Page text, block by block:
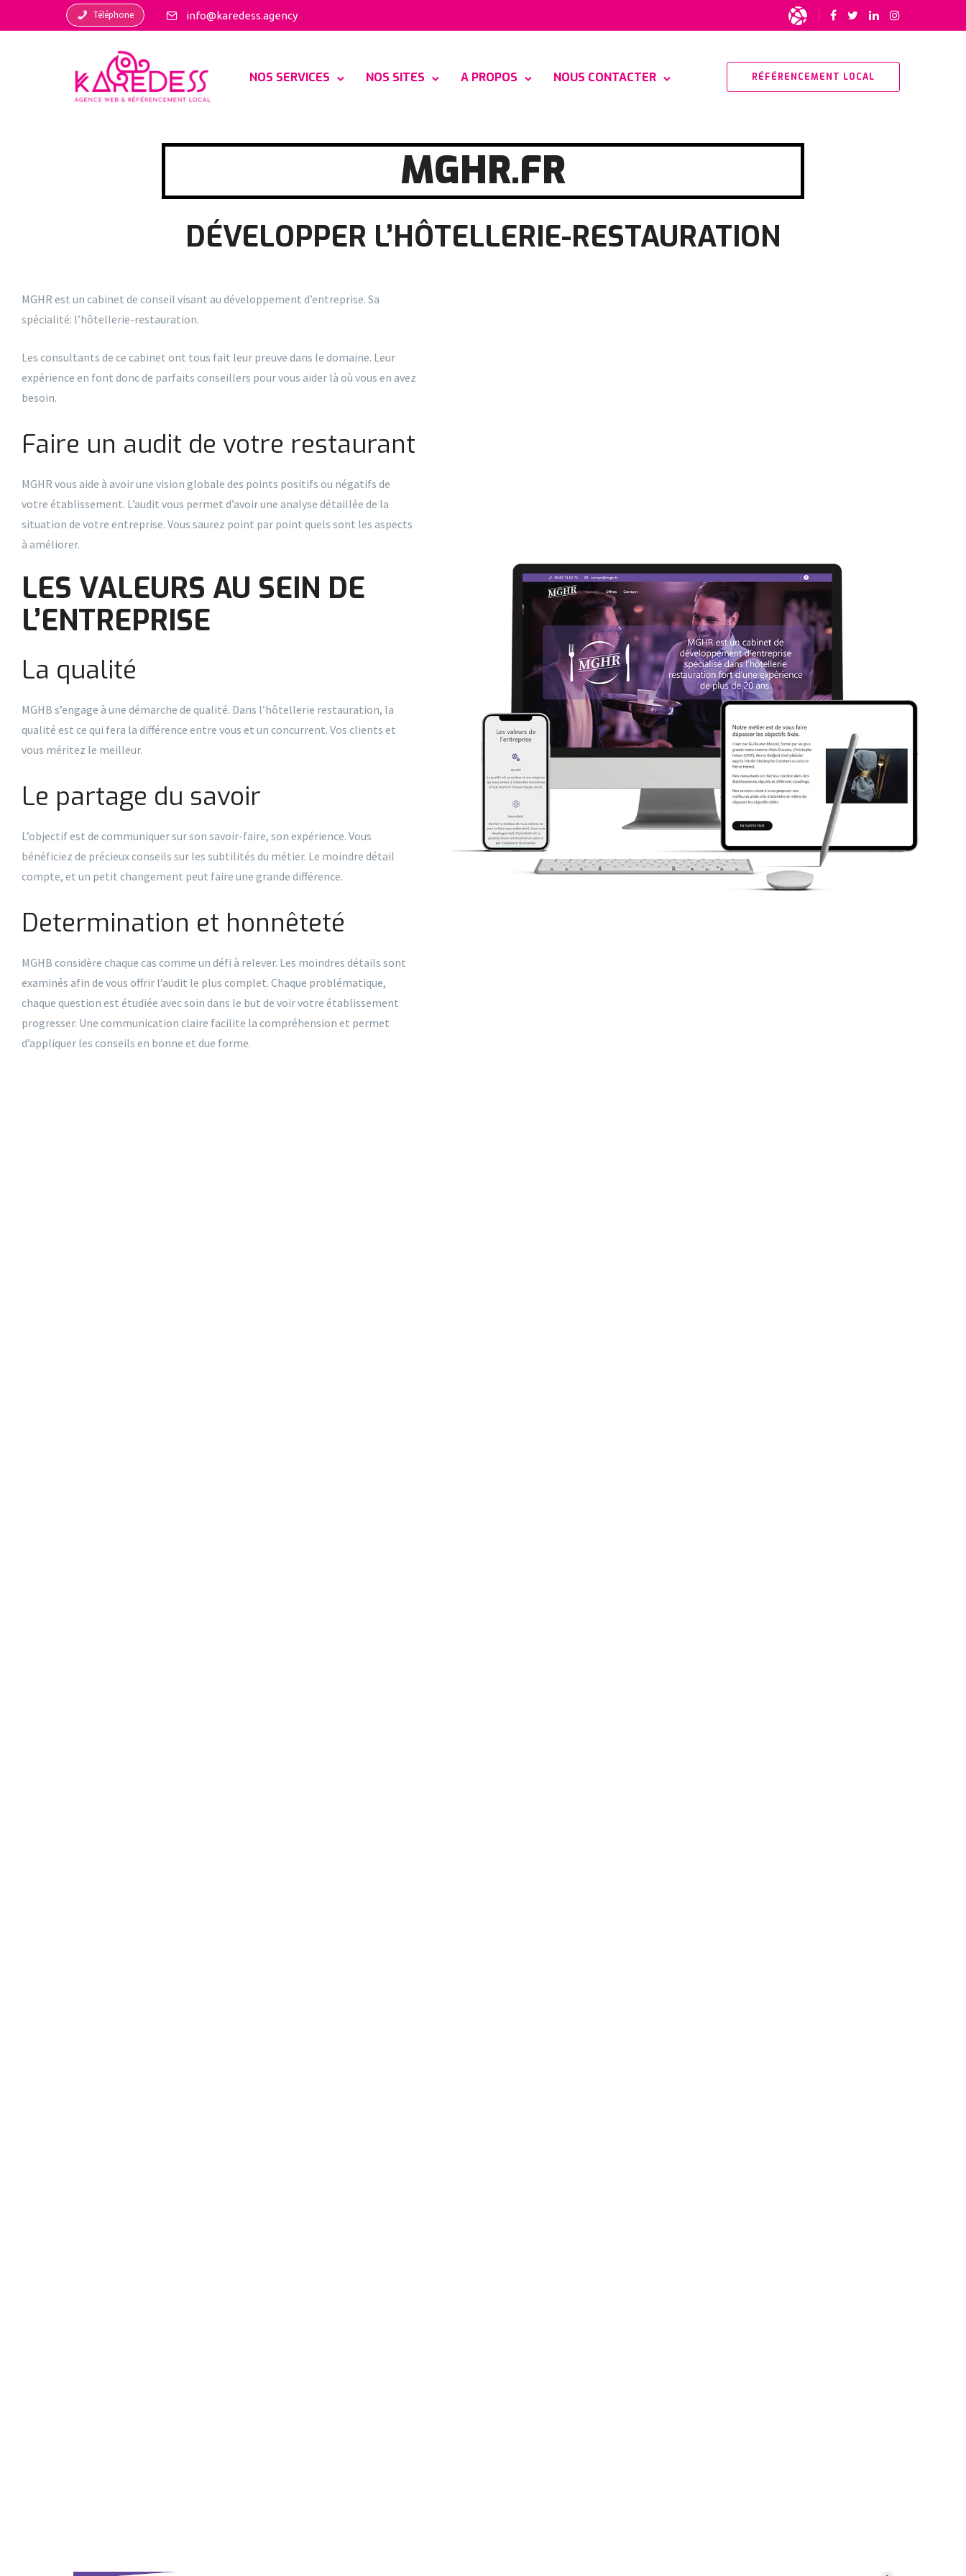
Téléphone info@karedess.agency
NOS SERVICES NOS SITES A PROPOS NOUS CONTACTER RÉFÉRENCEMENT LOCAL
MGHR.FR
DÉVELOPPER L’HÔTELLERIE-RESTAURATION
MGHR est un cabinet de conseil visant au développement d’entreprise. Sa
spécialité: l’hôtellerie-restauration.
Les consultants de ce cabinet ont tous fait leur preuve dans le domaine. Leur
expérience en font donc de parfaits conseillers pour vous aider là où vous en avez
besoin.
Faire un audit de votre restaurant
MGHR vous aide à avoir une vision globale des points positifs ou négatifs de
votre établissement. L’audit vous permet d’avoir une analyse détaillée de la
situation de votre entreprise. Vous saurez point par point quels sont les aspects
à améliorer.
LES VALEURS AU SEIN DE
L’ENTREPRISE
La qualité
MGHB s’engage à une démarche de qualité. Dans l’hôtellerie restauration, la
qualité est ce qui fera la différence entre vous et un concurrent. Vos clients et
vous méritez le meilleur.
Le partage du savoir
L’objectif est de communiquer sur son savoir-faire, son expérience. Vous
bénéficiez de précieux conseils sur les subtilités du métier. Le moindre détail
compte, et un petit changement peut faire une grande différence.
Determination et honnêteté
MGHB considère chaque cas comme un défi à relever. Les moindres détails sont
examinés afin de vous offrir l’audit le plus complet. Chaque problématique,
chaque question est étudiée avec soin dans le but de voir votre établissement
progresser. Une communication claire facilite la compréhension et permet
d’appliquer les conseils en bonne et due forme.